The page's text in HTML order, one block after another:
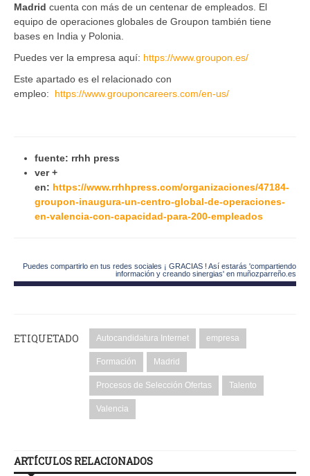
Madrid cuenta con más de un centenar de empleados. El
equipo de operaciones globales de Groupon también tiene
bases en India y Polonia.
Puedes ver la empresa aquí: https://www.groupon.es/
Este apartado es el relacionado con
empleo: https://www.grouponcareers.com/en-us/
fuente: rrhh press
ver +
en: https://www.rrhhpress.com/organizaciones/47184-
groupon-inaugura-un-centro-global-de-operaciones-
en-valencia-con-capacidad-para-200-empleados
Puedes compartirlo en tus redes sociales ¡ GRACIAS ! Así estarás 'compartiendo
información y creando sinergias' en muñozparreño.es
ETIQUETADO Autocandidatura Internet empresa
Formación Madrid
Procesos de Selección Ofertas Talento
Valencia
ARTÍCULOS RELACIONADOS